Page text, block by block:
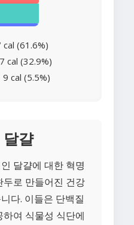
cal (61.6%)
cal (32.9%)
9 cal (5.5%)
달걀
달걀에 대한 혁명
로 만들어진 건강
다. 이들은 단백질
여 식물성 식단에